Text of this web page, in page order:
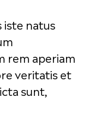
iste natus
rem aperiam
veritatis et
sunt,